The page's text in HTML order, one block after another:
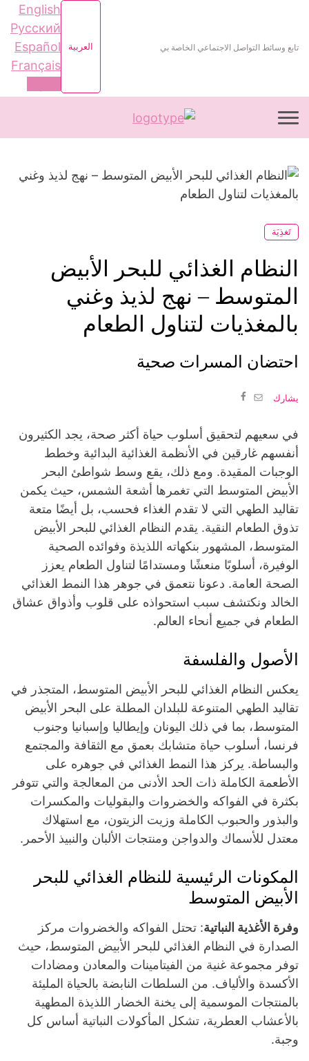
تابع وسائط التواصل الاجتماعي الخاصة بي العربية
English
Русский
Español
Français
النظام الغذائي للبحر الأبيض
المتوسط ​​– نهج لذيذ وغني
بالمغذيات لتناول الطعام
احتضان المسرات صحية
تَغذِيَة
يشارك
في سعيهم لتحقيق أسلوب حياة أكثر صحة، يجد الكثيرون
أنفسهم غارقين في الأنظمة الغذائية البدائية وخطط
الوجبات المقيدة. ومع ذلك، يقع وسط شواطئ البحر
الأبيض المتوسط ​​التي تغمرها أشعة الشمس، حيث يكمن
تقاليد الطهي التي لا تقدم الغذاء فحسب، بل أيضًا متعة
تذوق الطعام النقية. يقدم النظام الغذائي للبحر الأبيض
المتوسط، المشهور بنكهاته اللذيذة وفوائده الصحية
الوفيرة، أسلوبًا منعشًا ومستدامًا لتناول الطعام يعزز
الصحة العامة. دعونا نتعمق في جوهر هذا النمط الغذائي
الخالد ونكتشف سبب استحواذه على قلوب وأذواق عشاق
الطعام في جميع أنحاء العالم.
الأصول والفلسفة
يعكس النظام الغذائي للبحر الأبيض المتوسط، المتجذر في
تقاليد الطهي المتنوعة للبلدان المطلة على البحر الأبيض
المتوسط، بما في ذلك اليونان وإيطاليا وإسبانيا وجنوب
فرنسا، أسلوب حياة متشابك بعمق مع الثقافة والمجتمع
والبساطة. يركز هذا النمط الغذائي في جوهره على
الأطعمة الكاملة ذات الحد الأدنى من المعالجة والتي تتوفر
بكثرة في الفواكه والخضروات والبقوليات والمكسرات
والبذور والحبوب الكاملة وزيت الزيتون، مع استهلاك
معتدل للأسماك والدواجن ومنتجات الألبان والنبيذ الأحمر.
المكونات الرئيسية للنظام الغذائي للبحر
الأبيض المتوسط
وفرة الأغذية النباتية: تحتل الفواكه والخضروات مركز
الصدارة في النظام الغذائي للبحر الأبيض المتوسط، حيث
توفر مجموعة غنية من الفيتامينات والمعادن ومضادات
الأكسدة والألياف. من السلطات النابضة بالحياة المليئة
بالمنتجات الموسمية إلى يخنة الخضار اللذيذة المطهية
بالأعشاب العطرية، تشكل المأكولات النباتية أساس كل
وجبة.